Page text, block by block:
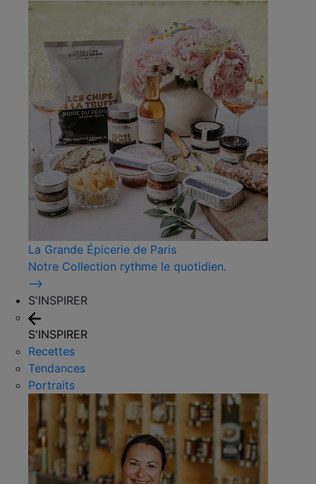
La Grande Épicerie de Paris
Notre Collection rythme le quotidien.
⟶
S'INSPIRER
S'INSPIRER
Recettes
Tendances
Portraits